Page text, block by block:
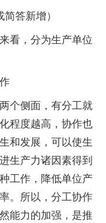
答新增）
，分为生产单位
侧面，有分工就
化程度越高，协作也
和发展，可以使生
生产力诸因素得到
工作，降低单位产
。所以，分工协作
能力的加强，是推